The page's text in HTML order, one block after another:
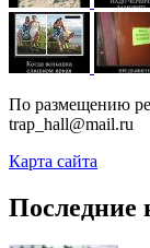
По размещению
trap_hall@mail.ru
Карта сайта
Последние